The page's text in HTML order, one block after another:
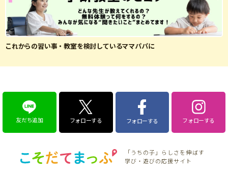
これからの習い事・教室を検討しているママパパに
友だち追加 フォローする フォローする フォローする
「うちの子」らしさを伸ばす
学び・遊びの応援サイト